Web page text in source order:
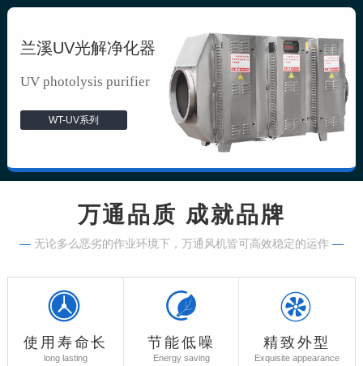
兰溪UV光解净化器
UV photolysis purifier
WT-UV系列
万通品质 成就品牌
— 无论多么恶劣的作业环境下，万通风机皆可高效稳定的运作 —
使用寿命长
long lasting
节能低噪
Energy saving
精致外型
Exquisite appearance